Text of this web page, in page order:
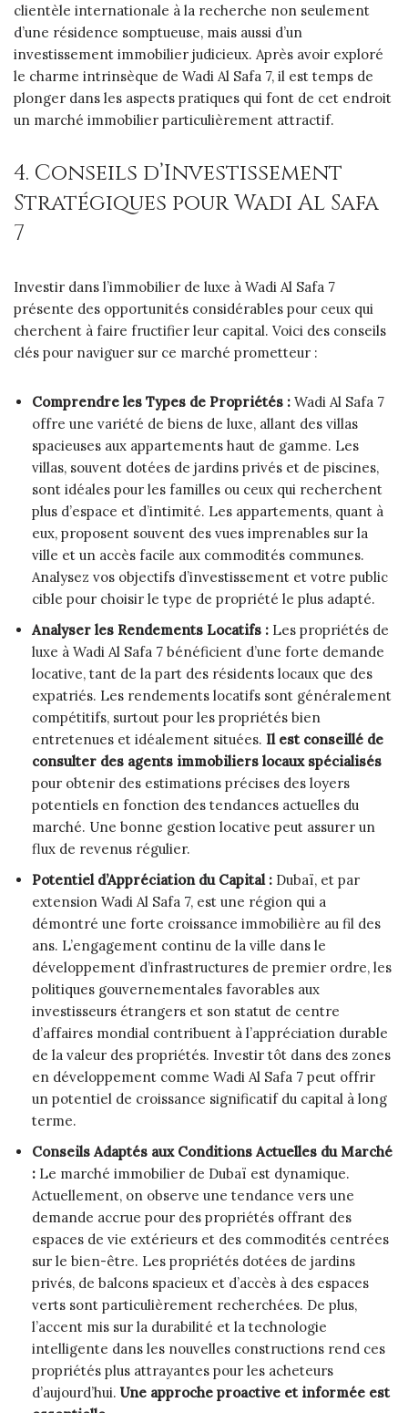
clientèle internationale à la recherche non seulement
d’une résidence somptueuse, mais aussi d’un
investissement immobilier judicieux. Après avoir exploré
le charme intrinsèque de Wadi Al Safa 7, il est temps de
plonger dans les aspects pratiques qui font de cet endroit
un marché immobilier particulièrement attractif.
4. Conseils d’Investissement
Stratégiques pour Wadi Al Safa
7
Investir dans l’immobilier de luxe à Wadi Al Safa 7
présente des opportunités considérables pour ceux qui
cherchent à faire fructifier leur capital. Voici des conseils
clés pour naviguer sur ce marché prometteur :
Comprendre les Types de Propriétés : Wadi Al Safa 7
offre une variété de biens de luxe, allant des villas
spacieuses aux appartements haut de gamme. Les
villas, souvent dotées de jardins privés et de piscines,
sont idéales pour les familles ou ceux qui recherchent
plus d’espace et d’intimité. Les appartements, quant à
eux, proposent souvent des vues imprenables sur la
ville et un accès facile aux commodités communes.
Analysez vos objectifs d’investissement et votre public
cible pour choisir le type de propriété le plus adapté.
Analyser les Rendements Locatifs : Les propriétés de
luxe à Wadi Al Safa 7 bénéficient d’une forte demande
locative, tant de la part des résidents locaux que des
expatriés. Les rendements locatifs sont généralement
compétitifs, surtout pour les propriétés bien
entretenues et idéalement situées. Il est conseillé de
consulter des agents immobiliers locaux spécialisés
pour obtenir des estimations précises des loyers
potentiels en fonction des tendances actuelles du
marché. Une bonne gestion locative peut assurer un
flux de revenus régulier.
Potentiel d’Appréciation du Capital : Dubaï, et par
extension Wadi Al Safa 7, est une région qui a
démontré une forte croissance immobilière au fil des
ans. L’engagement continu de la ville dans le
développement d’infrastructures de premier ordre, les
politiques gouvernementales favorables aux
investisseurs étrangers et son statut de centre
d’affaires mondial contribuent à l’appréciation durable
de la valeur des propriétés. Investir tôt dans des zones
en développement comme Wadi Al Safa 7 peut offrir
un potentiel de croissance significatif du capital à long
terme.
Conseils Adaptés aux Conditions Actuelles du Marché
: Le marché immobilier de Dubaï est dynamique.
Actuellement, on observe une tendance vers une
demande accrue pour des propriétés offrant des
espaces de vie extérieurs et des commodités centrées
sur le bien-être. Les propriétés dotées de jardins
privés, de balcons spacieux et d’accès à des espaces
verts sont particulièrement recherchées. De plus,
l’accent mis sur la durabilité et la technologie
intelligente dans les nouvelles constructions rend ces
propriétés plus attrayantes pour les acheteurs
d’aujourd’hui. Une approche proactive et informée est